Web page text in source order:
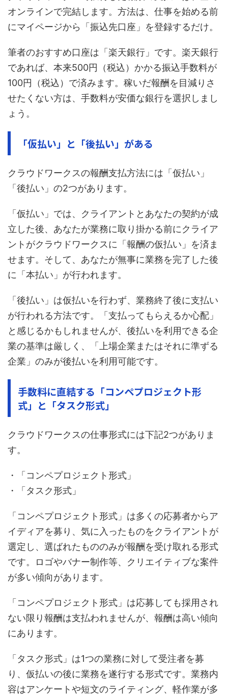
オンラインで完結します。方法は、仕事を始める前
にマイページから「振込先口座」を登録するだけ。
筆者のおすすめ口座は「楽天銀行」です。楽天銀行
であれば、本来500円（税込）かかる振込手数料が
100円（税込）で済みます。稼いだ報酬を目減りさ
せたくない方は、手数料が安価な銀行を選択しまし
ょう。
「仮払い」と「後払い」がある
クラウドワークスの報酬支払方法には「仮払い」
「後払い」の2つがあります。
「仮払い」では、クライアントとあなたの契約が成
立した後、あなたが業務に取り掛かる前にクライア
ントがクラウドワークスに「報酬の仮払い」を済ま
せます。そして、あなたが無事に業務を完了した後
に「本払い」が行われます。
「後払い」は仮払いを行わず、業務終了後に支払い
が行われる方法です。「支払ってもらえるか心配」
と感じるかもしれませんが、後払いを利用できる企
業の基準は厳しく、「上場企業またはそれに準ずる
企業」のみが後払いを利用可能です。
手数料に直結する「コンペプロジェクト形
式」と「タスク形式」
クラウドワークスの仕事形式には下記2つがありま
す。
・「コンペプロジェクト形式」
・「タスク形式」
「コンペプロジェクト形式」は多くの応募者からア
イディアを募り、気に入ったものをクライアントが
選定し、選ばれたもののみが報酬を受け取れる形式
です。ロゴやバナー制作等、クリエイティブな案件
が多い傾向があります。
「コンペプロジェクト形式」は応募しても採用され
ない限り報酬は支払われませんが、報酬は高い傾向
にあります。
「タスク形式」は1つの業務に対して受注者を募
り、仮払いの後に業務を遂行する形式です。業務内
容はアンケートや短文のライティング、軽作業が多